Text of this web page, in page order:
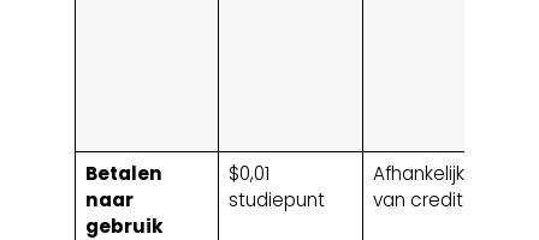
Betalen
naar
gebruik
$0,01
studiepunt
Afhankelijk
van credits